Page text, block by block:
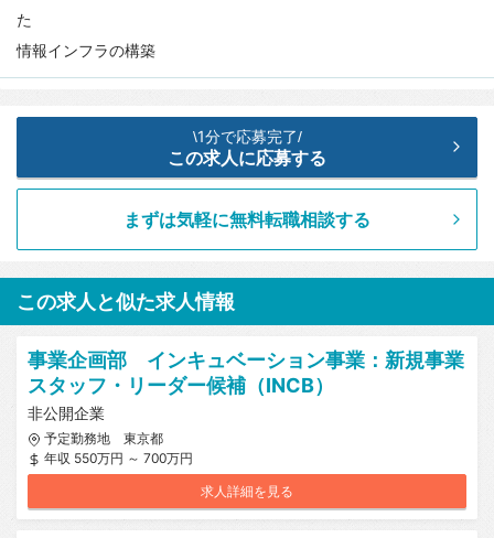
た
情報インフラの構築
まずは気軽に無料転職相談する
\1分で応募完了/
この求人に応募する
この求人と似た求人情報
事業企画部 インキュベーション事業：新規事業
スタッフ・リーダー候補（INCB）
非公開企業
予定勤務地 東京都
年収 550万円 ～ 700万円
求人詳細を見る